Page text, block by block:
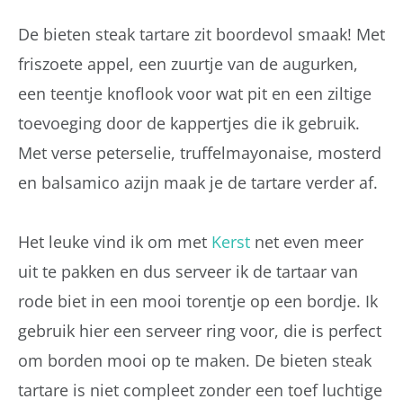
De bieten steak tartare zit boordevol smaak! Met
friszoete appel, een zuurtje van de augurken,
een teentje knoflook voor wat pit en een ziltige
toevoeging door de kappertjes die ik gebruik.
Met verse peterselie, truffelmayonaise, mosterd
en balsamico azijn maak je de tartare verder af.
Het leuke vind ik om met Kerst net even meer
uit te pakken en dus serveer ik de tartaar van
rode biet in een mooi torentje op een bordje. Ik
gebruik hier een serveer ring voor, die is perfect
om borden mooi op te maken. De bieten steak
tartare is niet compleet zonder een toef luchtige